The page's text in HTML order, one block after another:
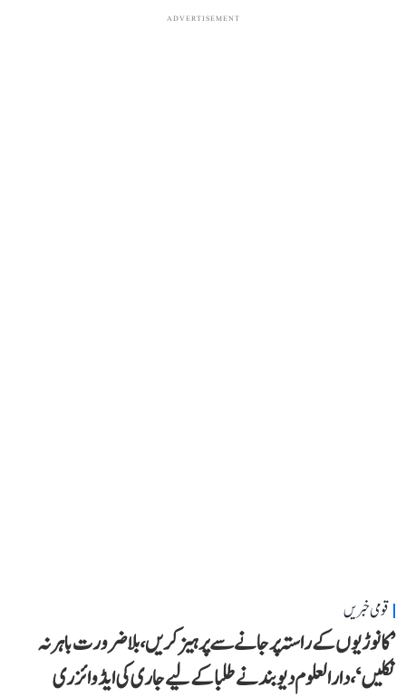
ADVERTISEMENT
قومی خبریں
’کانوڑیوں کے راستہ پر جانے سے پرہیز کریں، بلاضرورت باہر نہ
نکلیں‘، دارالعلوم دیوبند نے طلبا کے لیے جاری کی ایڈوائزری